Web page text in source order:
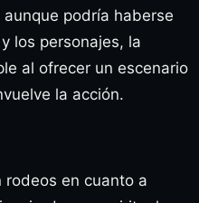
podría haberse
los personajes, la
al ofrecer un escenario
la acción.
rodeos en cuanto a